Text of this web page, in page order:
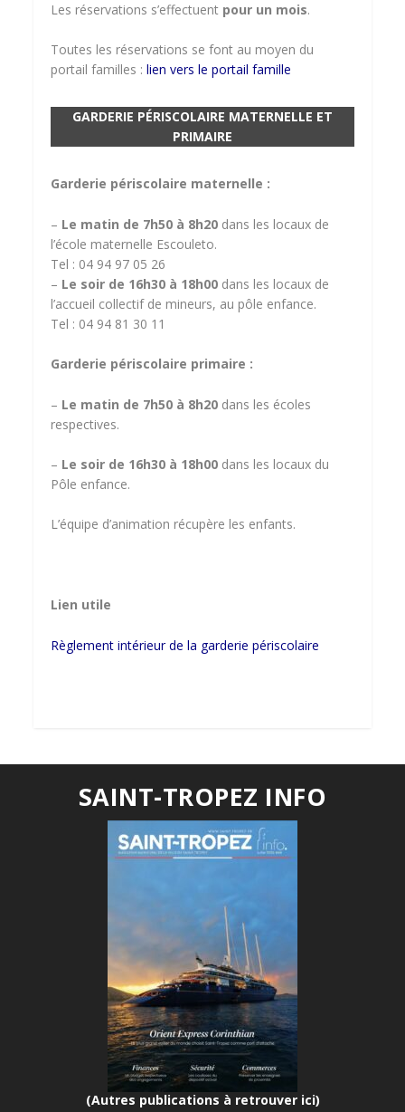
Les réservations s’effectuent pour un mois.
Toutes les réservations se font au moyen du
portail familles :lien vers le portail famille
GARDERIE PÉRISCOLAIRE MATERNELLE ET
PRIMAIRE
Garderie périscolaire maternelle :
– Le matin de 7h50 à 8h20 dans les locaux de
l’école maternelle Escouleto.
Tel : 04 94 97 05 26
– Le soir de 16h30 à 18h00 dans les locaux de
l’accueil collectif de mineurs, au pôle enfance.
Tel : 04 94 81 30 11
Garderie périscolaire primaire :
– Le matin de 7h50 à 8h20 dans les écoles
respectives.
– Le soir de 16h30 à 18h00 dans les locaux du
Pôle enfance.
L’équipe d’animation récupère les enfants.
Lien utile
Règlement intérieur de la garderie périscolaire
SAINT-TROPEZ INFO
(Autres publications à retrouver ici)